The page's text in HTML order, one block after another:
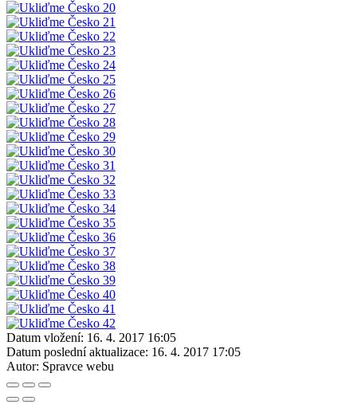
Datum vložení: 16. 4. 2017 16:05
Datum poslední aktualizace: 16. 4. 2017 17:05
Autor: Spravce webu